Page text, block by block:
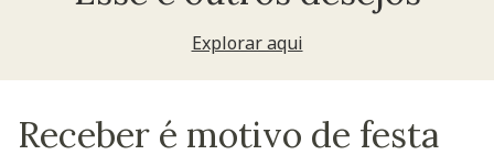
Explorar aqui
Receber é motivo de festa